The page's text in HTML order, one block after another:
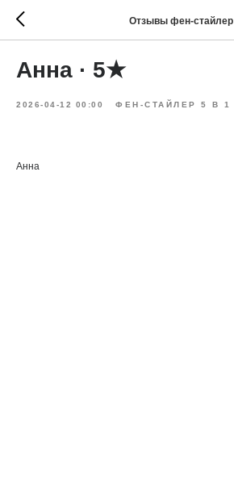
Отзывы фен-стайлер
Анна · 5★
2026-04-12 00:00 ФЕН-СТАЙЛЕР 5 В 1
Анна